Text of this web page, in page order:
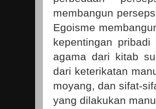
membangun
Egoisme
kepentingan
agama dari kitab
dari keterikatan
moyang, dan sifat-
yang dilakukan